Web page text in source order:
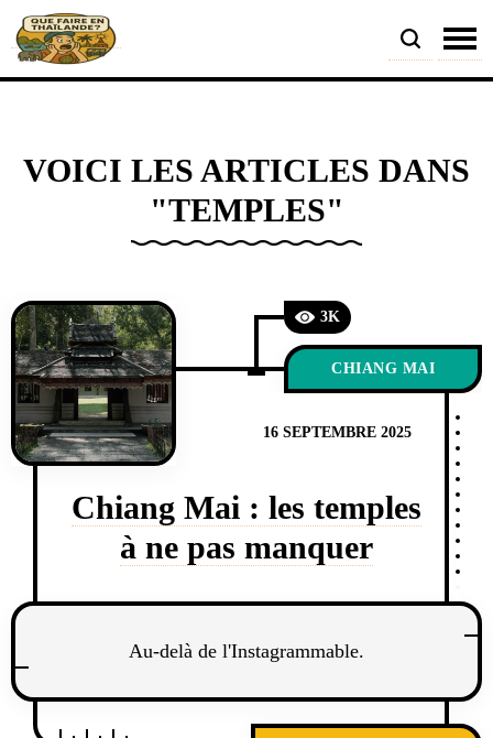
VOICI LES ARTICLES DANS
"TEMPLES"
3K
CHIANG MAI
16 SEPTEMBRE 2025
Chiang Mai : les temples
à ne pas manquer
Au-delà de l'Instagrammable.